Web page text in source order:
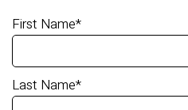
First Name*
Last Name*